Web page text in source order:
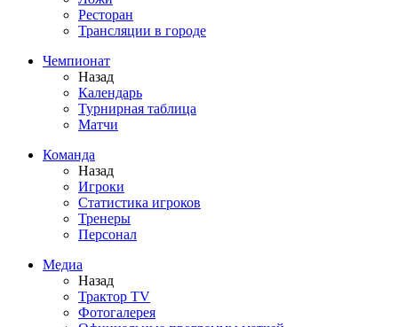
Ресторан
Трансляции в городе
Чемпионат
Назад
Календарь
Турнирная таблица
Матчи
Команда
Назад
Игроки
Статистика игроков
Тренеры
Персонал
Медиа
Назад
Трактор TV
Фотогалерея